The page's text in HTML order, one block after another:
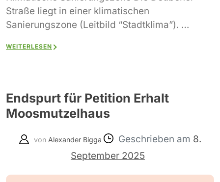
Straße liegt in einer klimatischen
Sanierungszone (Leitbild “Stadtklima”). …
WEITERLESEN
Endspurt für Petition Erhalt
Moosmutzelhaus
von Alexander Bigga Geschrieben am 8.
September 2025